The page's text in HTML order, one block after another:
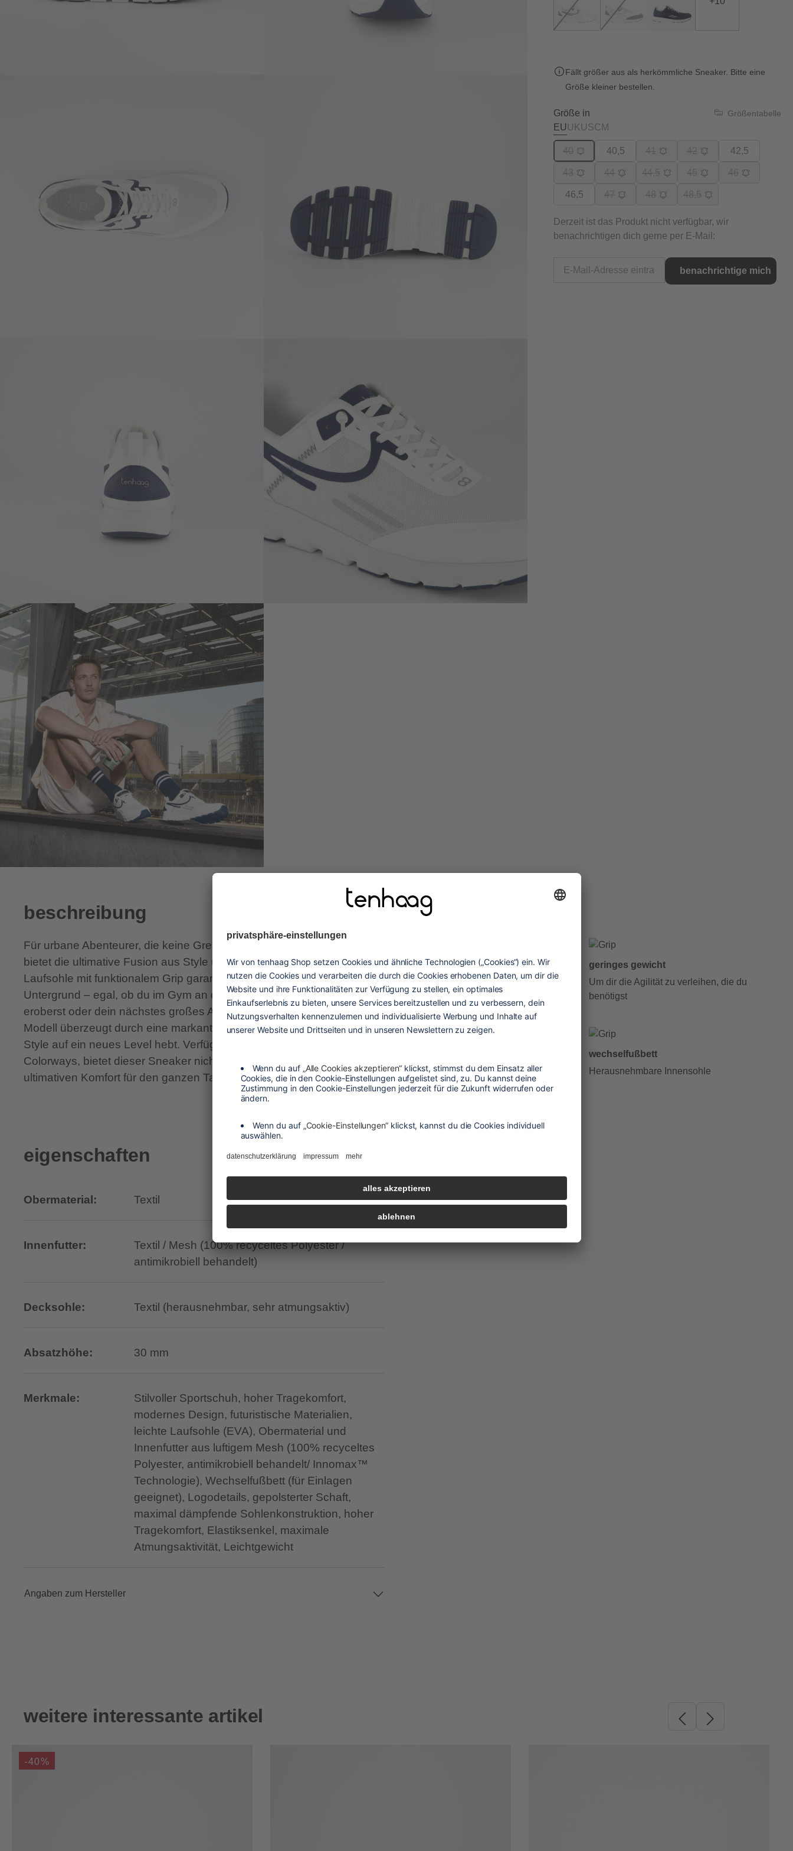
Fällt größer aus als herkömmliche Sneaker. Bitte eine
Größe kleiner bestellen.
Größe in
EUUKUSCM
Größentabelle
40,5 42,5
46,5
Derzeit ist das Produkt nicht verfügbar, wir
benachrichtigen dich gerne per E-Mail:
benachrichtige mich
beschreibung
Für urbane Abenteurer, die keine Grenzen kennen. Dieser Sneaker
bietet die ultimative Fusion aus Style und Funktionalität. Die leichte
Laufsohle mit funktionalem Grip garantiert sicheren Halt auf jedem
Untergrund – egal, ob du im Gym an deine Grenzen gehst, die Straßen
eroberst oder dein nächstes großes Abenteuer in Angriff nimmst. Das
Modell überzeugt durch eine markante sportliche Silhouette, die deinen
Style auf ein neues Level hebt. Verfügbar in den angesagtesten
Colorways, bietet dieser Sneaker nicht nur Style, sondern auch
ultimativen Komfort für den ganzen Tag.
eigenschaften
Obermaterial: Textil
Innenfutter:
Textil / Mesh (100% recyceltes Polyester /
antimikrobiell behandelt)
Decksohle: Textil (herausnehmbar, sehr atmungsaktiv)
Absatzhöhe: 30 mm
Merkmale:
Stilvoller Sportschuh, hoher Tragekomfort,
modernes Design, futuristische Materialien,
leichte Laufsohle (EVA), Obermaterial und
Innenfutter aus luftigem Mesh (100% recyceltes
Polyester, antimikrobiell behandelt/ Innomax™
Technologie), Wechselfußbett (für Einlagen
geeignet), Logodetails, gepolsterter Schaft,
maximal dämpfende Sohlenkonstruktion, hoher
Tragekomfort, Elastiksenkel, maximale
Atmungsaktivität, Leichtgewicht
Angaben zum Hersteller
vorteile
atmungsaktivität
Damit deine Füße kühl und trocken
bleiben
geringes gewicht
Um dir die Agilität zu verleihen, die du
benötigst
Rasches An- und Ausziehen
wechselfußbett
Herausnehmbare Innensohle
Produktgalerie überspringen
weitere interessante artikel
-40%